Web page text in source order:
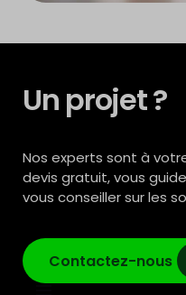
Un projet ?
Nos experts sont à
devis gratuit, vous
vous conseiller sur les
Contactez-nous